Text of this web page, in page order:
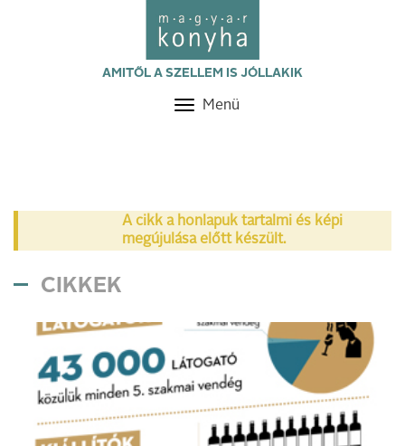
AMITŐL A SZELLEM IS JÓLLAKIK
Toggle
Menü
A cikk a honlapuk tartalmi és képi
megújulása előtt készült.
CIKKEK